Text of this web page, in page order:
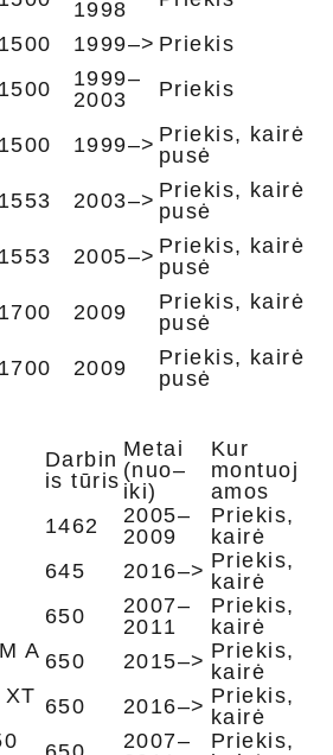
1998
1500 1999–> Priekis
1500
1999–
2003
Priekis
1500 1999–> Priekis, kairė
pusė
1553 2003–> Priekis, kairė
pusė
1553 2005–> Priekis, kairė
pusė​
1700 2009
Priekis, kairė
pusė
1700 2009
Priekis, kairė
pusė
Darbin
is tūris
Metai
(nuo–
iki)
Kur
montuoj
amos
1462
2005–
2009
Priekis,
kairė
645 2016–> Priekis,
kairė
650
2007–
2011
Priekis,
kairė
A 650 2015–> Priekis,
kairė
650 2016–> Priekis,
kairė
2007–
Priekis,